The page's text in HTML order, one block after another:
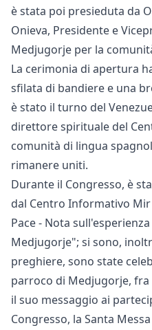
è stata poi presieduta da
Onieva, Presidente e
Medjugorje per la
La cerimonia di apertura
sfilata di bandiere e una
è stato il turno del
direttore spirituale del
comunità di lingua
rimanere uniti.
Durante il Congresso, è
dal Centro Informativo
Pace - Nota
Medjugorje"; si sono,
preghiere, sono state
parroco di Medjugorje, fra
il suo messaggio ai
Congresso, la Santa